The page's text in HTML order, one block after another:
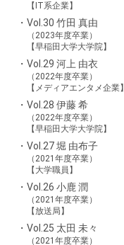
【IT系企業】
Vol.30 竹田 真由
（2023年度卒業）
【早稲田大学大学院】
Vol.29 河上 由衣
（2022年度卒業）
【メディアエンタメ企業】
Vol.28 伊藤 希
（2022年度卒業）
【早稲田大学大学院】
Vol.27 堀 由布子
（2021年度卒業）
【大学職員】
Vol.26 小鹿 潤
（2021年度卒業）
【放送局】
Vol.25 太田 未々
（2021年度卒業）